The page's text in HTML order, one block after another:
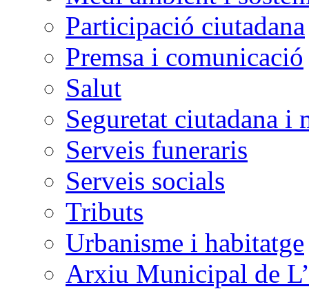
Participació ciutadana
Premsa i comunicació
Salut
Seguretat ciutadana i
Serveis funeraris
Serveis socials
Tributs
Urbanisme i habitatge
Arxiu Municipal de